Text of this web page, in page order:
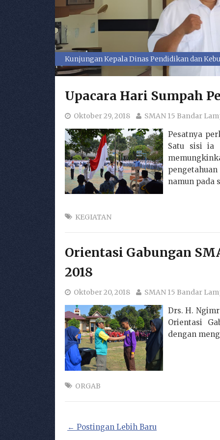
Kunjungan Kepala Dinas Pendidikan dan
Upacara Hari Sumpah
Oktober 29, 2018 SMAN 15 Bandar
Pesatnya
Satu sisi ia
namun pada
KEGIATAN
Orientasi Gabungan
2018
Oktober 20, 2018 SMAN 15 Bandar
Drs. H.
Orientasi
dengan
ORGAB
← Postingan Lebih Baru